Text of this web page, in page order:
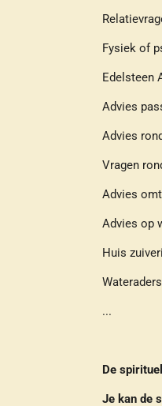
Fysiek of
Edelsteen
Advies
Advies
Vragen
Advies
Advies op
Huis
Wateraders
...
De
Je kan de